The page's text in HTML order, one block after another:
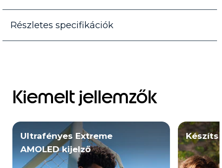
Részletes specifikációk
Kiemelt jellemzők
Ultrafényes Extreme
AMOLED kijelző
Készíts